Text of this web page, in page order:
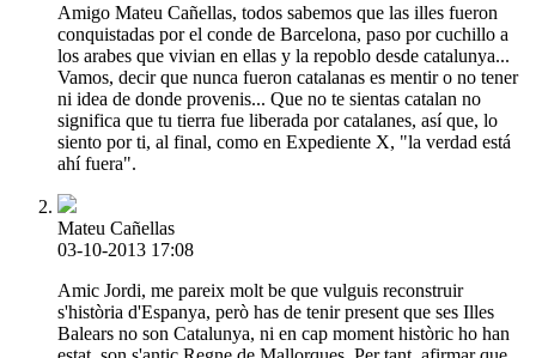
Amigo Mateu Cañellas, todos sabemos que las illes fueron
conquistadas por el conde de Barcelona, paso por cuchillo a
los arabes que vivian en ellas y la repoblo desde catalunya...
Vamos, decir que nunca fueron catalanas es mentir o no tener
ni idea de donde provenis... Que no te sientas catalan no
significa que tu tierra fue liberada por catalanes, así que, lo
siento por ti, al final, como en Expediente X, "la verdad está
ahí fuera".
Mateu Cañellas
03-10-2013 17:08
Amic Jordi, me pareix molt be que vulguis reconstruir
s'història d'Espanya, però has de tenir present que ses Illes
Balears no son Catalunya, ni en cap moment històric ho han